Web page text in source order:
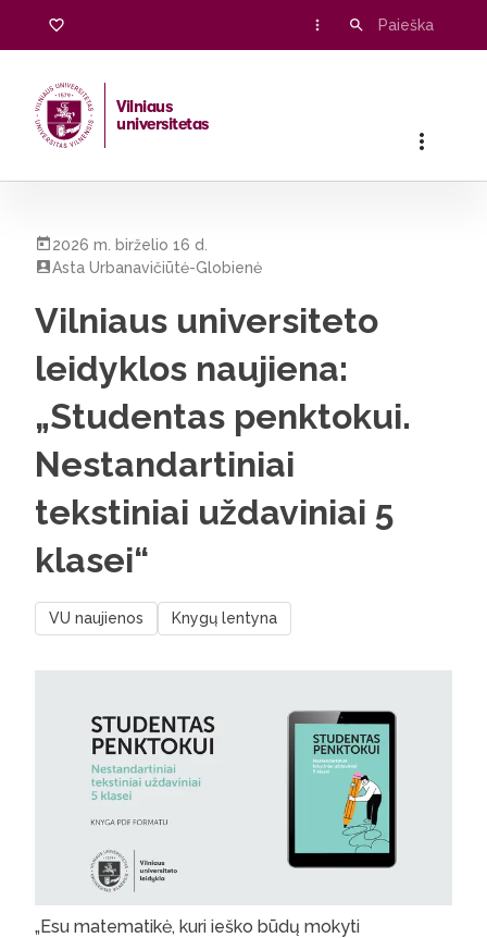
Vilniaus
universitetas
2026 m. birželio 16 d.
Asta Urbanavičiūtė-Globienė
Vilniaus universiteto
leidyklos naujiena:
„Studentas penktokui.
Nestandartiniai
tekstiniai uždaviniai 5
klasei“
VU naujienos Knygų lentyna
„Esu matematikė, kuri ieško būdų mokyti